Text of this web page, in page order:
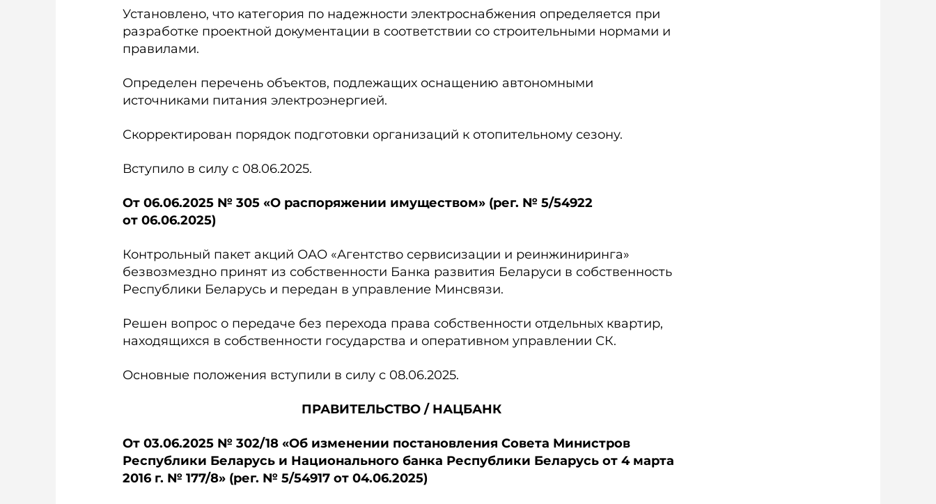
Установлено, что категория по надежности электроснабжения определяется при
разработке проектной документации в соответствии со строительными нормами и
правилами.
Определен перечень объектов, подлежащих оснащению автономными
источниками питания электроэнергией.
Скорректирован порядок подготовки организаций к отопительному сезону.
Вступило в силу с 08.06.2025.
От 06.06.2025 № 305 «О распоряжении имуществом» (рег. № 5/54922
от 06.06.2025)
Контрольный пакет акций ОАО «Агентство сервисизации и реинжиниринга»
безвозмездно принят из собственности Банка развития Беларуси в собственность
Республики Беларусь и передан в управление Минсвязи.
Решен вопрос о передаче без перехода права собственности отдельных квартир,
находящихся в собственности государства и оперативном управлении СК.
Основные положения вступили в силу с 08.06.2025.
ПРАВИТЕЛЬСТВО / НАЦБАНК
От 03.06.2025 № 302/18 «Об изменении постановления Совета Министров
Республики Беларусь и Национального банка Республики Беларусь от 4 марта
2016 г. № 177/8» (рег. № 5/54917 от 04.06.2025)